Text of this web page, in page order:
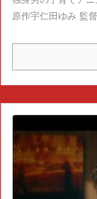
原作宇仁田ゆみ 監